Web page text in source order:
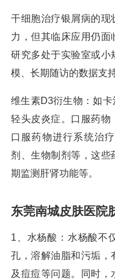
干细胞治疗银屑病的现
力，但其临床应用仍面
研究多处于实验室或小
模、长期随访的数据支
维生素D3衍生物：如
轻头皮炎症。口服药物
口服药物进行系统治
剂、生物制剂等，这些
期监测肝肾功能等。
东莞南城皮肤医院
1、水杨酸：水杨酸不
孔，溶解油脂和污垢，
及痘痘等问题。同时